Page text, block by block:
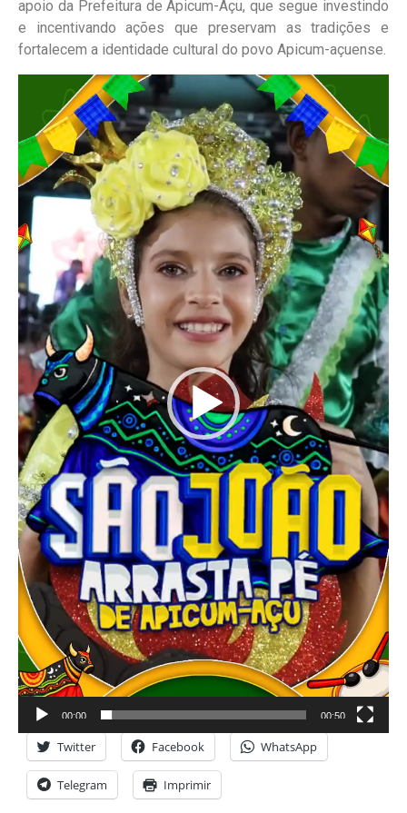
apoio da Prefeitura de Apicum-Açu, que segue investindo
e incentivando ações que preservam as tradições e
fortalecem a identidade cultural do povo Apicum-açuense.
vídeo
00:00 00:50
Twitter Facebook WhatsApp
Telegram Imprimir